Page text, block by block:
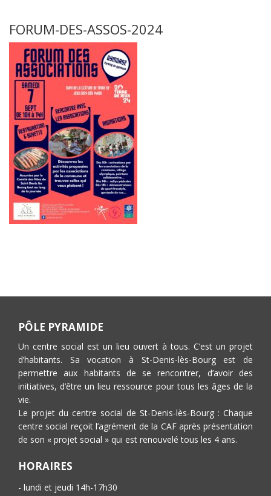
FORUM-DES-ASSOS-2024
PÔLE PYRAMIDE
Un centre social est un lieu ouvert à tous. C’est un projet
d’habitants. Sa vocation à St-Denis-lès-Bourg est de
permettre aux habitants de se rencontrer, d’avoir des
initiatives, d’être un lieu ressource pour tous les âges de la
vie.
Le projet du centre social de St-Denis-lès-Bourg : Chaque
centre social reçoit l’agrément de la CAF après présentation
de son « projet social » qui est renouvelé tous les 4 ans.
HORAIRES
- lundi et jeudi 14h-17h30